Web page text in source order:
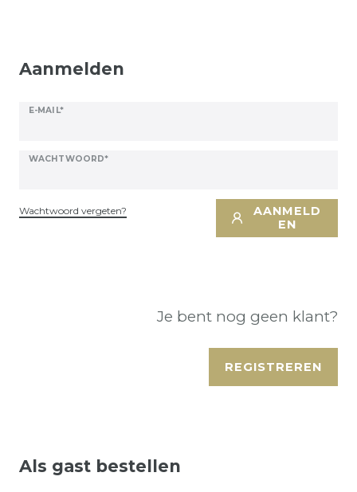
Aanmelden
E-MAIL*
WACHTWOORD*
Wachtwoord vergeten?
AANMELD
EN
Je bent nog geen klant?
REGISTREREN
Als gast bestellen